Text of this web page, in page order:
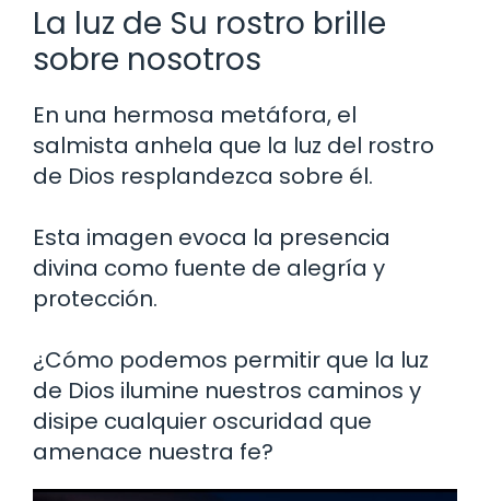
La luz de Su rostro brille
sobre nosotros
En una hermosa metáfora, el
salmista anhela que la luz del rostro
de Dios resplandezca sobre él.
Esta imagen evoca la presencia
divina como fuente de alegría y
protección.
¿Cómo podemos permitir que la luz
de Dios ilumine nuestros caminos y
disipe cualquier oscuridad que
amenace nuestra fe?